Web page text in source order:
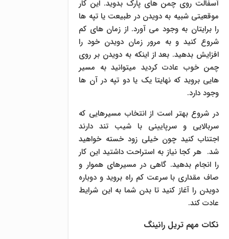
آسفالت روی چمن های پارک بدوید. این کار
موقعیتی شبیه به دویدن در طبیعت یا تپه ها
را برایتان به وجود می آورد. از زمان های کم
شروع کنید و به مرور زمان دویدن خود را
افزایش بدهید. بعد از اینکه به دویدن بر روی
چمن خوب عادت کردید میتوانید به مسیر
هایی بروید که نهایتا یک یا دو تپه در آن ها
وجود دارد.
در شروع بهتر است از انتخاب مسیرهایی که
سربالایی و سرپایینی با شیب تند دارند
اجتناب کنید چون خیلی زود خسته خواهید
شد. هر کجا نیاز به استراحت داشتید این کار
را انجام بدهید. گاهی در مسیرهای هموار و
صاف مقداری با سرعت کم راه بروید و دوباره
دویدن را آغاز کنید تا بدن شما به این شرایط
عادت کند.
نکات مهم تریل رانینگ